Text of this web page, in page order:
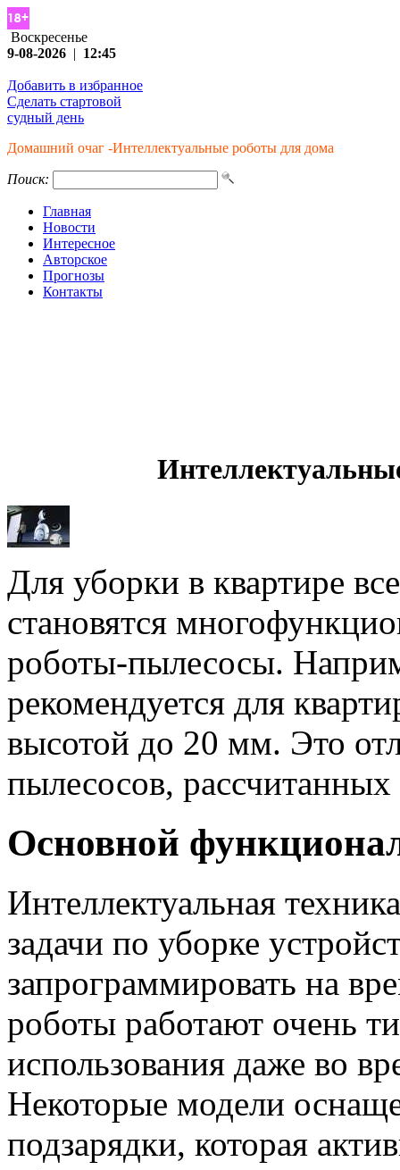
Воскресенье
9-08-2026 | 12:45
Добавить в избранное
Сделать стартовой
судный день
Домашний очаг -Интеллектуальные роботы для дома
Поиск:
Главная
Новости
Интересное
Авторское
Прогнозы
Контакты
Для уборки в квартире
становятся
роботы-пылесосы.
рекомендуется для
высотой до 20 мм. Это
пылесосов,
Основной
Интеллектуальная
задачи по уборке
запрограммировать на
роботы работают очень
использования даже во
Некоторые модели
подзарядки, которая